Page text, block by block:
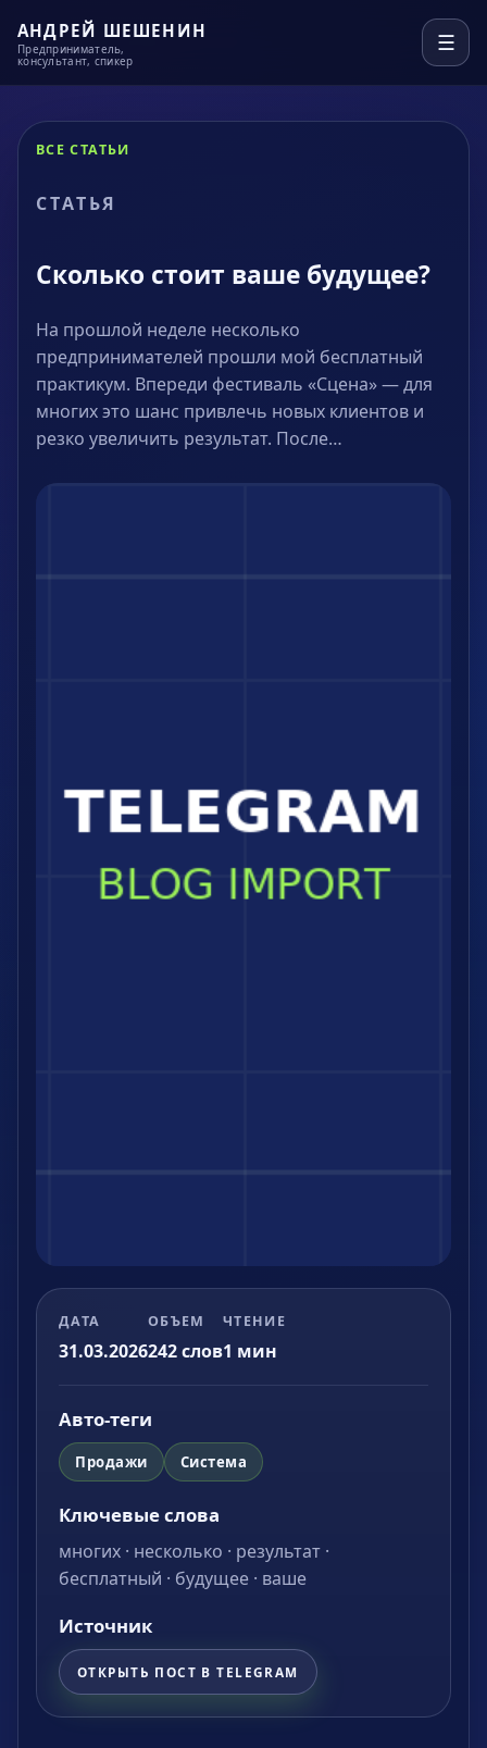
АНДРЕЙ ШЕШЕНИН
Предприниматель,
консультант, спикер
☰
ВСЕ СТАТЬИ
СТАТЬЯ
Сколько стоит ваше будущее?
На прошлой неделе несколько
предпринимателей прошли мой бесплатный
практикум. Впереди фестиваль «Сцена» — для
многих это шанс привлечь новых клиентов и
резко увеличить результат. После…
ДАТА
31.03.2026
ОБЪЕМ
242слов
ЧТЕНИЕ
1 мин
Авто-теги
Продажи Система
Ключевые слова
многих · несколько · результат ·
бесплатный · будущее · ваше
Источник
ОТКРЫТЬ ПОСТ В TELEGRAM